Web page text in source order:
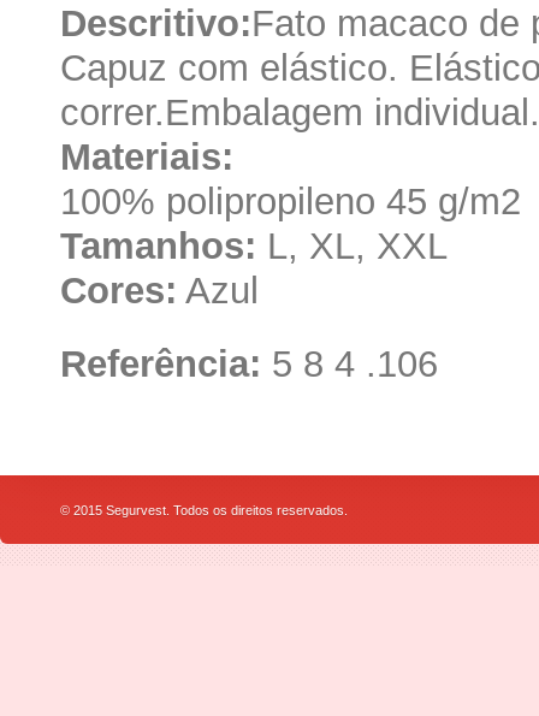
Descritivo:Fato macaco de
Capuz com elástico.
correr.Embalagem individual.
Materiais:
100% polipropileno 45 g/m2
Tamanhos: L, XL, XXL
Cores: Azul
Referência: 5 8 4 .106
© 2015 Segurvest. Todos os direitos reservados.